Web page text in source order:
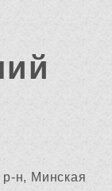
н, Минская